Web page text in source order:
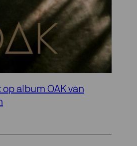
op album OAK van